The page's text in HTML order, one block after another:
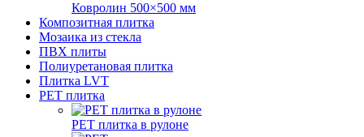
Ковролин 500×500 мм
Композитная плитка
Мозаика из стекла
ПВХ плиты
Полиуретановая плитка
Плитка LVT
РЕТ плитка
РЕТ плитка в рулоне